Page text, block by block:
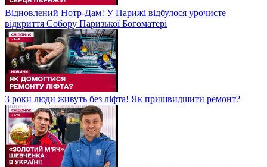
Відновлений Нотр-Дам! У Парижі відбулося урочисте
відкриття Собору Паризької Богоматері
3 роки люди живуть без ліфта! Як пришвидшити ремонт?